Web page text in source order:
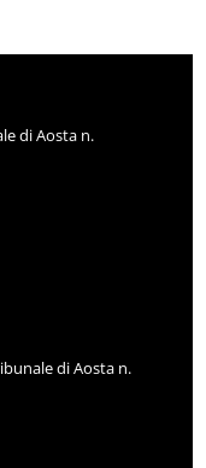
di Aosta n.
di Aosta n.